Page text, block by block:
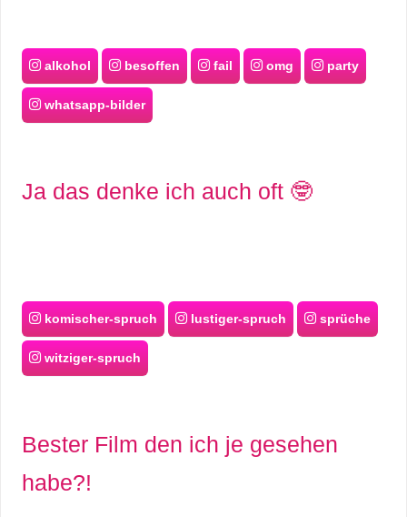
alkohol besoffen fail omg party
whatsapp-bilder
Ja das denke ich auch oft 🤓
komischer-spruch lustiger-spruch sprüche
witziger-spruch
Bester Film den ich je gesehen
habe?!